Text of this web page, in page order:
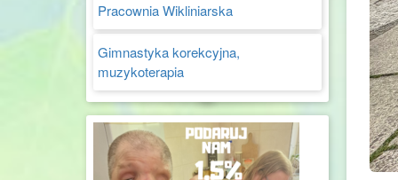
Pracownia Wikliniarska
Gimnastyka korekcyjna,
muzykoterapia